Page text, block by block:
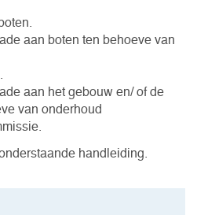
aan boten ten behoeve van
aan het gebouw en/ of de
van onderhoud
handleiding.